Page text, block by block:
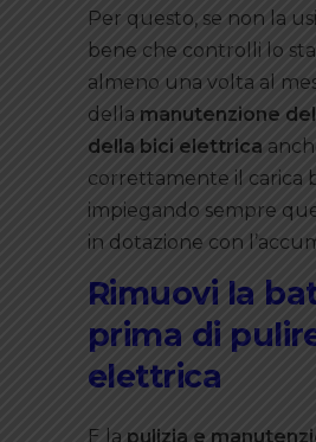
Per questo, se non la
bene che controlli lo
almeno una volta al
della manutenzione
della bici elettrica
correttamente il carica
impiegando sempre
in dotazione con
Rimuovi la
prima di
elettrica
E la pulizia e